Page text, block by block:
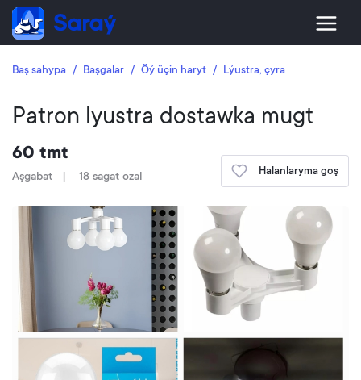
Baş sahypa Başgalar Öý üçin haryt Lýustra, çyra
Patron lyustra dostawka mugt
60 tmt
Aşgabat 18 sagat ozal Halanlaryma goş